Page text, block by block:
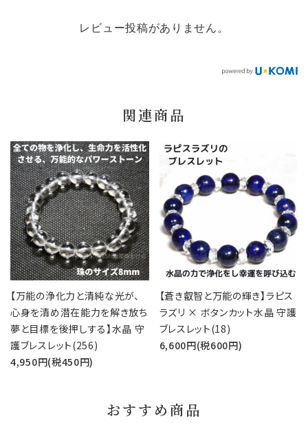
レビュー投稿がありません。
関連商品
【万能の浄化力と清純な光が、
心身を清め潜在能力を解き放ち
夢と目標を後押しする】水晶 守
護ブレスレット(256)
4,950円(税450円)
【蒼き叡智と万能の輝き】ラピス
ラズリ × ボタンカット水晶 守護
ブレスレット(18)
6,600円(税600円)
おすすめ商品